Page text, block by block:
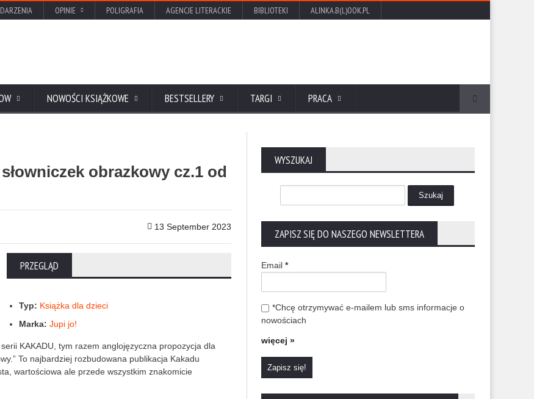
OPINIE POLIGRAFIA AGENCJE LITERACKIE BIBLIOTEKI ALINKA.B(L)OOK.PL
NOWOŚCI KSIĄŻKOWE BESTSELLERY TARGI PRACA
obrazkowy cz.1 od
13 September 2023
PRZEGLĄD
Typ: Książka dla dzieci
Marka: Jupi jo!
KAKADU, tym razem anglojęzyczna propozycja dla
To najbardziej rozbudowana publikacja Kakadu
wartościowa ale przede wszystkim znakomicie
WYSZUKAJ
ZAPISZ SIĘ DO NASZEGO NEWSLETTERA
Email *
*Chcę otrzymywać e-mailem lub sms informacje o
nowościach
więcej »